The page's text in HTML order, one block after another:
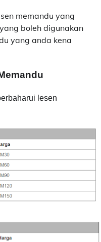
memandu yang
boleh digunakan
yang anda kena
lesen